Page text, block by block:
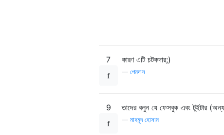
7 কারণ এটি চটকদার;)
পেমদাস
9 তাদের বলুন যে ফেসবুক এবং টুইটার
মাহমুদ হোসাম